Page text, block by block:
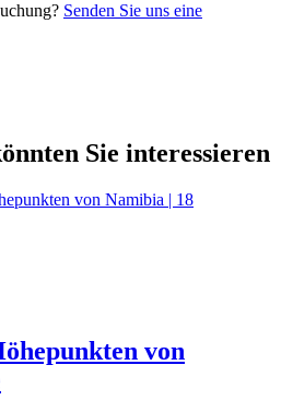
Senden Sie uns eine
Sie interessieren
von